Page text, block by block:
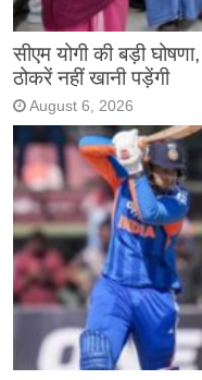
सीएम योगी की बड़ी
ठोकरें नहीं खानी पड़ेंगी
August 6, 2026